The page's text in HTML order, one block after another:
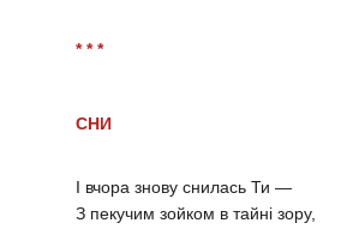
* * *
СНИ
І вчора знову снилась Ти —
З пекучим зойком в тайні зору,